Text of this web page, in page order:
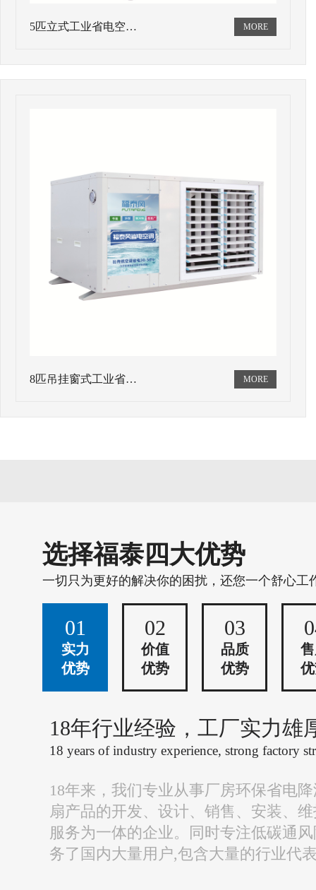
5匹立式工业省电空…
8匹吊挂窗式工业省…
选择福泰四大优势
一切只为更好的解决你的困扰，还您一个舒心工
01
实力
优势
02
价值
优势
03
品质
优势
18年行业经验，工厂实力雄
18 years of industry experience, strong factory
18年来，我们专业从事厂房环保省电
扇产品的开发、设计、销售、安装、
服务为一体的企业。同时专注低碳通
务了国内大量用户,包含大量的行业代